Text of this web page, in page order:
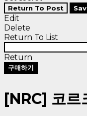
Return To Post
Edit
Delete
Return To List
Return
구매하기
[NRC] 코르